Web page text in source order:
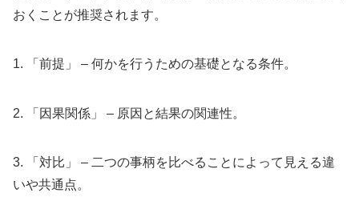
おくことが推奨されます。
1. 「前提」 – 何かを行うための基礎となる条件。
2. 「因果関係」 – 原因と結果の関連性。
3. 「対比」 – 二つの事柄を比べることによって見える違
いや共通点。